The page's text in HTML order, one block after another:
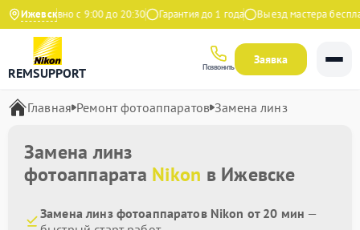
Ижевск
Ежедневно с 9:00 до 20:30 Гарантия до 1 года Выезд мастера
REMSUPPORT Позвонить
Заявка
Главная Ремонт фотоаппаратов Замена линз
Замена линз
фотоаппарата Nikon в Ижевске
Замена линз фотоаппаратов Nikon от 20 мин —